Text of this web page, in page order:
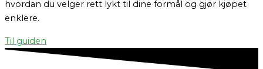
hvordan du velger rett lykt til dine formål og gjør kjøpet
enklere.
Til guiden